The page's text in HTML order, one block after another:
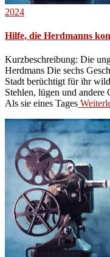
2024
Hilfe, die Herdmanns
Kurzbeschreibung: Die
Herdmans Die sechs
Stadt berüchtigt für ihr
Stehlen, lügen und
Als sie eines Tages